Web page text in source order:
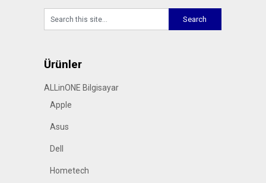
Ürünler
ALLinONE Bilgisayar
Apple
Asus
Dell
Hometech